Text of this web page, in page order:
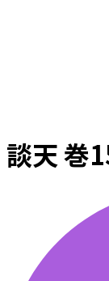
談天 巻